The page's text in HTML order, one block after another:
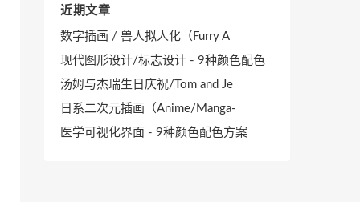
近期文章
数字插画 / 兽人拟人化（Furry A
现代图形设计/标志设计 - 9种颜色配色
汤姆与杰瑞生日庆祝/Tom and Je
日系二次元插画（Anime/Manga-
医学可视化界面 - 9种颜色配色方案